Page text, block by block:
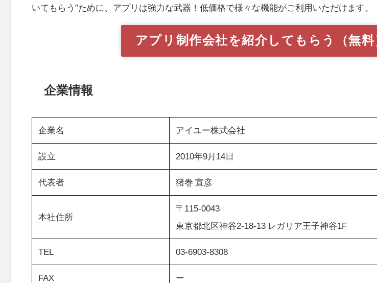
いてもらう”ために、アプリは強力な武器！低価格で様々な機能がご利用いただけます。
アプリ制作会社を紹介してもらう（無料
企業情報
企業名 アイユー株式会社
設立 2010年9月14日
代表者 猪巻 宣彦
本社住所
〒115-0043
東京都北区神谷2-18-13 レガリア王子神谷1F
TEL 03-6903-8308
FAX ー